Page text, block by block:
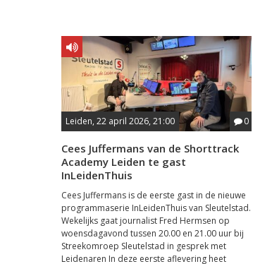
Leiden, 22 april 2026, 21:00 0
Cees Juffermans van de Shorttrack
Academy Leiden te gast
InLeidenThuis
Cees Juffermans is de eerste gast in de nieuwe
programmaserie InLeidenThuis van Sleutelstad.
Wekelijks gaat journalist Fred Hermsen op
woensdagavond tussen 20.00 en 21.00 uur bij
Streekomroep Sleutelstad in gesprek met
Leidenaren In deze eerste aflevering heet